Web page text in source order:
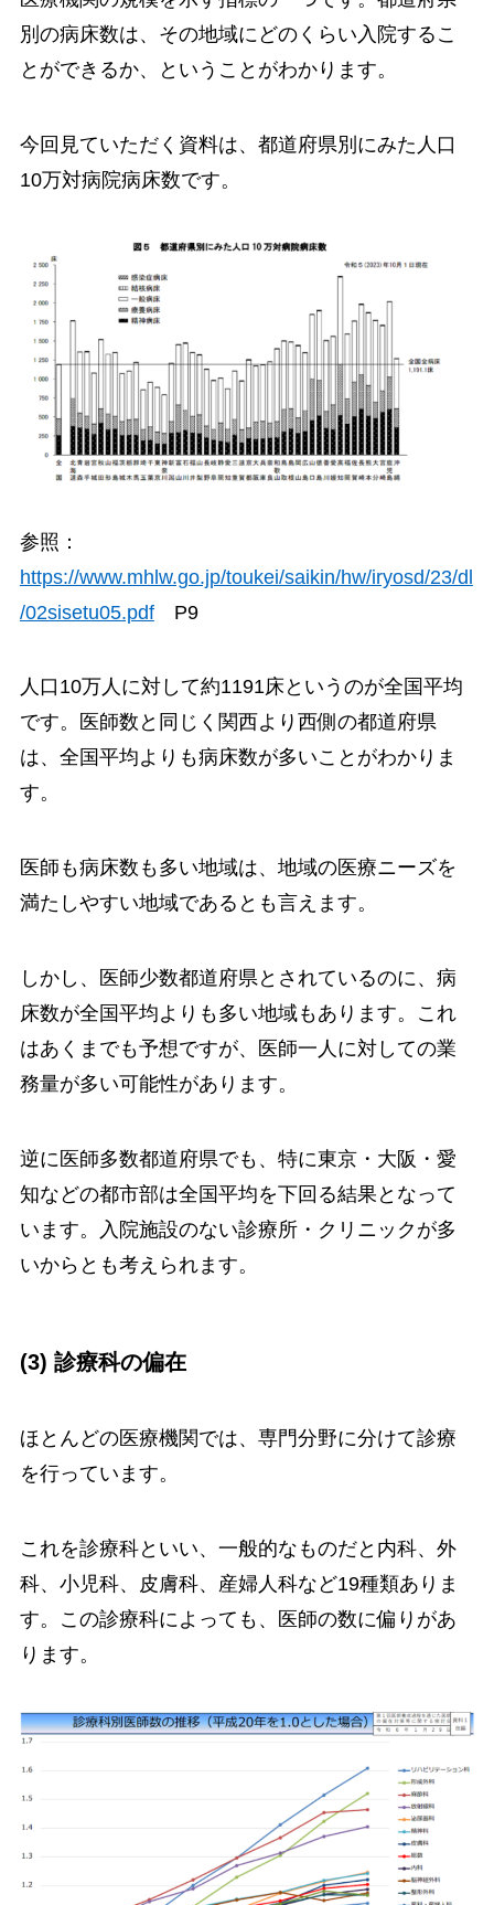
別の病床数は、その地域にどのくらい入院するこ
とができるか、ということがわかります。
今回見ていただく資料は、都道府県別にみた人口
10万対病院病床数です。
参照：
https://www.mhlw.go.jp/toukei/saikin/hw/iryosd/23/dl
/02sisetu05.pdfP9
人口10万人に対して約1191床というのが全国平均
です。医師数と同じく関西より西側の都道府県
は、全国平均よりも病床数が多いことがわかりま
す。
医師も病床数も多い地域は、地域の医療ニーズを
満たしやすい地域であるとも言えます。
しかし、医師少数都道府県とされているのに、病
床数が全国平均よりも多い地域もあります。これ
はあくまでも予想ですが、医師一人に対しての業
務量が多い可能性があります。
逆に医師多数都道府県でも、特に東京・大阪・愛
知などの都市部は全国平均を下回る結果となって
います。入院施設のない診療所・クリニックが多
いからとも考えられます。
(3) 診療科の偏在
ほとんどの医療機関では、専門分野に分けて診療
を行っています。
これを診療科といい、一般的なものだと内科、外
科、小児科、皮膚科、産婦人科など19種類ありま
す。この診療科によっても、医師の数に偏りがあ
ります。